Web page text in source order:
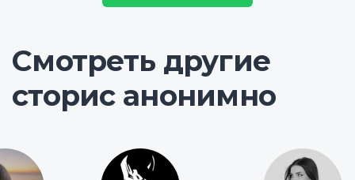
Смотреть другие
сторис анонимно